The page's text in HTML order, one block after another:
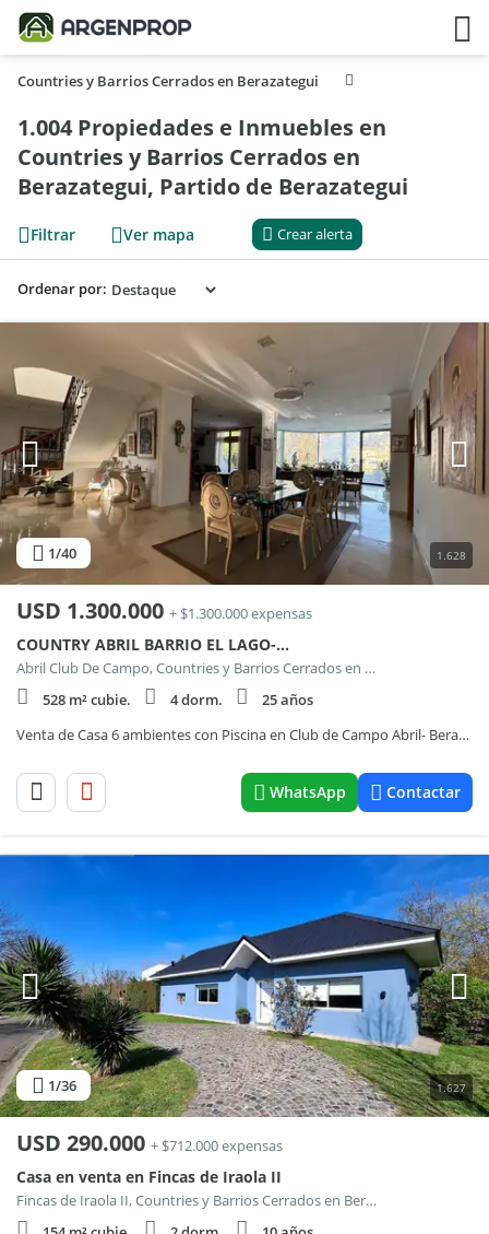
Countries y Barrios Cerrados en Berazategui
1.004 Propiedades e Inmuebles en
Countries y Barrios Cerrados en
Berazategui, Partido de Berazategui
Filtrar Ver mapa Crear alerta
Ordenar por:
1/40 1.628
USD 1.300.000 + $1.300.000 expensas
COUNTRY ABRIL BARRIO EL LAGO-LOTE 45
Abril Club De Campo, Countries y Barrios Cerrados en Berazategui
528 m² cubie.
4 dorm.
25 años
Venta de Casa 6 ambientes con Piscina en Club de Campo Abril- Berazategui
WhatsApp Contactar
1/36 1.627
USD 290.000 + $712.000 expensas
Casa en venta en Fincas de Iraola II
Fincas de Iraola II, Countries y Barrios Cerrados en Berazategui